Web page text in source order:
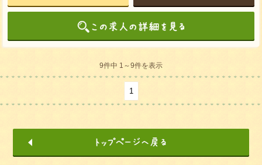
9件中 1～9件を表示
1